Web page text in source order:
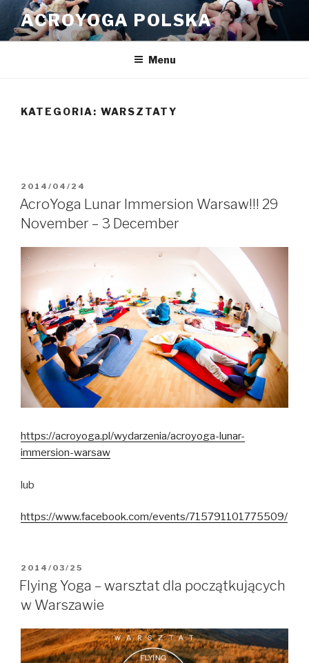
Przeskocz
treści
ACROYOGA POLSKA
Menu
KATEGORIA: WARSZTATY
OPUBLIKOWANE
W
2014/04/24
AcroYoga Lunar Immersion Warsaw!!! 29
November – 3 December
https://acroyoga.pl/wydarzenia/acroyoga-lunar-
immersion-warsaw
lub
https://www.facebook.com/events/715791101775509/
OPUBLIKOWANE
W
2014/03/25
Flying Yoga – warsztat dla początkujących
w Warszawie